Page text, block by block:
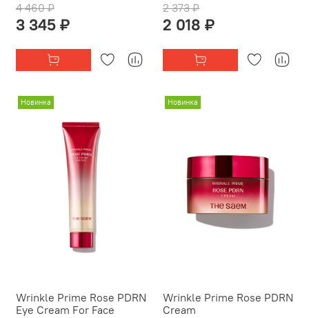
4 460 ₽
3 345 ₽
2 373 ₽
2 018 ₽
Новинка
Wrinkle Prime Rose PDRN
Eye Cream For Face
Новинка
Wrinkle Prime Rose PDRN
Cream